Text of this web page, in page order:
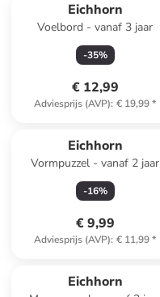
Eichhorn
Voelbord - vanaf 3 jaar
-35%
€ 12,99
Adviesprijs (AVP): € 19,99*
Eichhorn
Vormpuzzel - vanaf 2 jaar
-16%
€ 9,99
Adviesprijs (AVP): € 11,99*
Eichhorn